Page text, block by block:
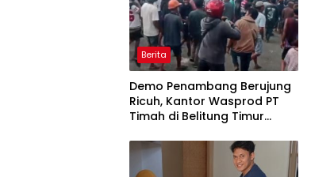
Berita
Demo Penambang Berujung
Ricuh, Kantor Wasprod PT
Timah di Belitung Timur